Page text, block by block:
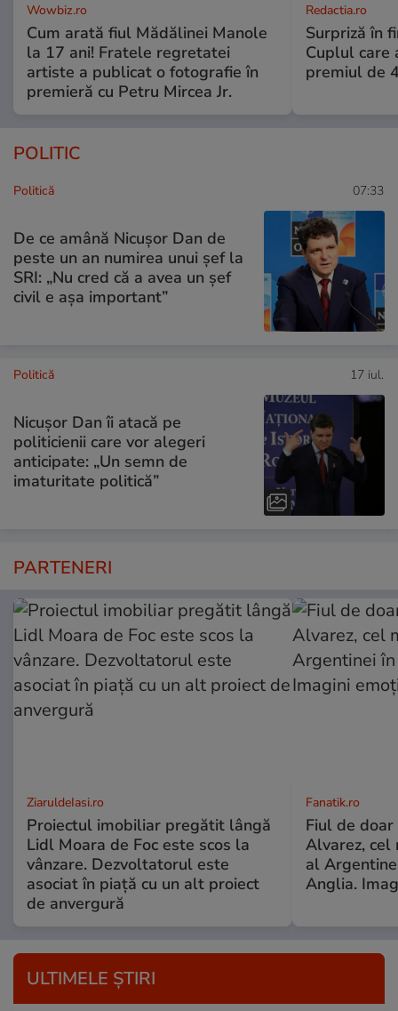
Wowbiz.ro
Cum arată fiul Mădălinei Manole
la 17 ani! Fratele regretatei
artiste a publicat o fotografie în
premieră cu Petru Mircea Jr.
Redactia.ro
Surpriză în
Cuplul care
premiul de
POLITIC
Politică 07:33
De ce amână Nicușor Dan de
peste un an numirea unui șef la
SRI: „Nu cred că a avea un şef
civil e așa important”
Politică 17 iul.
Nicușor Dan îi atacă pe
politicienii care vor alegeri
anticipate: „Un semn de
imaturitate politică”
PARTENERI
ZiaruldeIasi.ro
Proiectul imobiliar pregătit lângă
Lidl Moara de Foc este scos la
vânzare. Dezvoltatorul este
asociat în piață cu un alt proiect
de anvergură
Fanatik.ro
Fiul de
Alvarez, cel
al
Anglia.
ULTIMELE ȘTIRI